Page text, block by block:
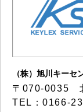
（株）旭川キーセ
〒070-0035
TEL：0166-